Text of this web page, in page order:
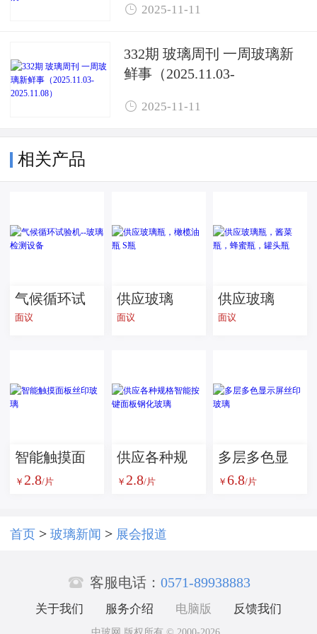
 2025-11-11
332期 玻璃周刊 一周玻璃新
鲜事（2025.11.03-
 2025-11-11
相关产品
气候循环试
验机--玻璃检
面议
供应玻璃
瓶，橄榄油
面议
供应玻璃
瓶，酱菜
面议
智能触摸面
板丝印玻璃
￥ 2.8/片
​供应各种规
格智能按键
璃
￥ 2.8/片
多层多色显
示屏丝印玻
￥ 6.8/片
首页 > 玻璃新闻 > 展会报道
 客服电话： 0571-89938883
关于我们 服务介绍 电脑版 反馈我们
中玻网 版权所有 © 2000-2026